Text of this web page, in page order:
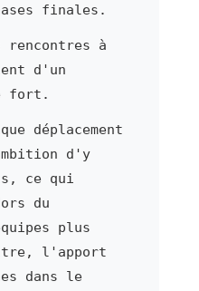
finales.
à
d'un
fort.
déplacement
d'y
ce qui
du
plus
l'apport
dans le